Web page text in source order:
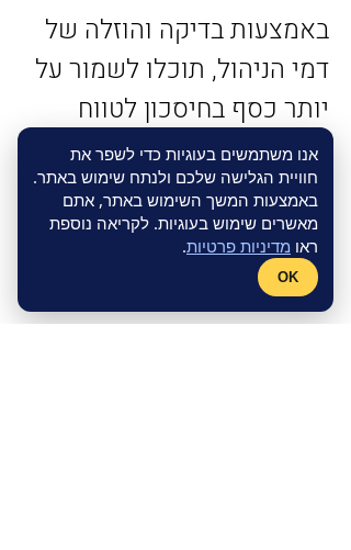
באמצעות בדיקה והוזלה של
דמי הניהול, תוכלו לשמור על
יותר כסף בחיסכון לטווח
הארוך.
פעולה פשוטה זו יכולה לייצר
שיפור משמעותי בפנסיה
העתידית שלכם.
אנו משתמשים בעוגיות כדי לשפר את
חוויית הגלישה שלכם ולנתח שימוש באתר.
באמצעות המשך השימוש באתר, אתם
מאשרים שימוש בעוגיות. לקריאה נוספת
ראו מדיניות פרטיות.
OK